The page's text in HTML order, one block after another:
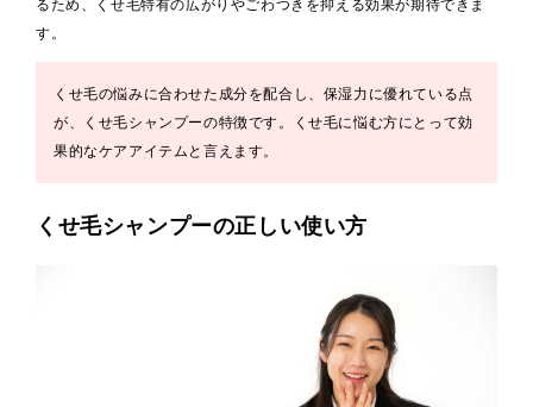
るため、くせ毛特有の広がりやごわつきを抑える効果が期待できま
す。
くせ毛の悩みに合わせた成分を配合し、保湿力に優れている点
が、くせ毛シャンプーの特徴です。くせ毛に悩む方にとって効
果的なケアアイテムと言えます。
くせ毛シャンプーの正しい使い方